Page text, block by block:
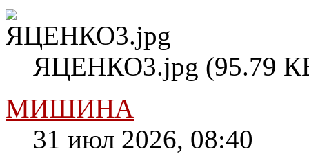
ЯЦЕНКО3.jpg (95.79
МИШИНА
31 июл 2026, 08:40